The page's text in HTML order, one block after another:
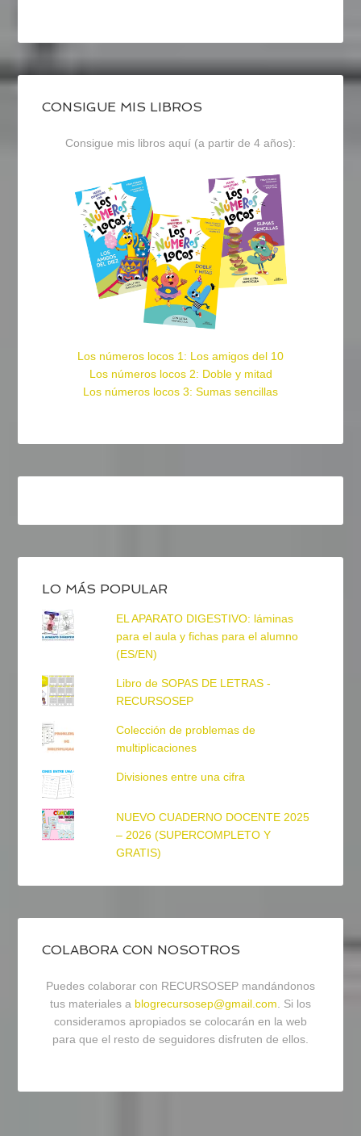
CONSIGUE MIS LIBROS
Consigue mis libros aquí (a partir de 4 años):
Los números locos 1: Los amigos del 10
Los números locos 2: Doble y mitad
Los números locos 3: Sumas sencillas
LO MÁS POPULAR
EL APARATO DIGESTIVO: láminas
para el aula y fichas para el alumno
(ES/EN)
Libro de SOPAS DE LETRAS -
RECURSOSEP
Colección de problemas de
multiplicaciones
Divisiones entre una cifra
NUEVO CUADERNO DOCENTE 2025
– 2026 (SUPERCOMPLETO Y
GRATIS)
COLABORA CON NOSOTROS
Puedes colaborar con RECURSOSEP mandándonos
tus materiales a blogrecursosep@gmail.com. Si los
consideramos apropiados se colocarán en la web
para que el resto de seguidores disfruten de ellos.